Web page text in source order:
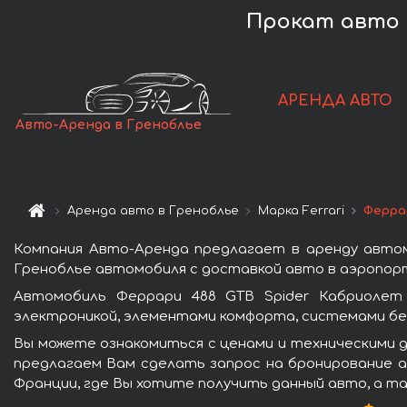
Прокат авто
Авто-Аренда в Греноблье
АРЕНДА АВТО
Аренда авто в Греноблье Марка Ferrari
Компания Авто-Аренда предлагает в аренду
Греноблье автомобиля с доставкой авто в
Автомобиль Феррари 488 GTB Spider
электроникой, элементами комфорта, системами
Вы можете ознакомиться с ценами и
предлагаем Вам сделать запрос на бронирование
Франции, где Вы хотите получить данный авто, а